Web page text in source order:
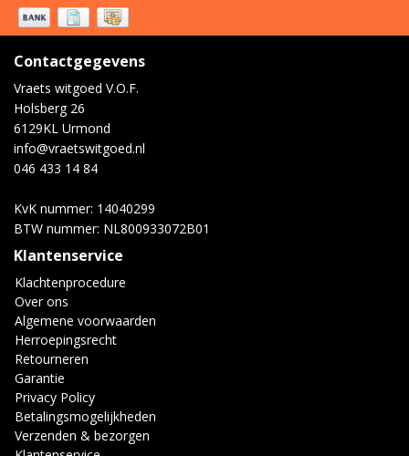
Contactgegevens
Vraets witgoed V.O.F.
Holsberg 26
6129KL Urmond
info@vraetswitgoed.nl
046 433 14 84
KvK nummer: 14040299
BTW nummer: NL800933072B01
Klantenservice
Klachtenprocedure
Over ons
Algemene voorwaarden
Herroepingsrecht
Retourneren
Garantie
Privacy Policy
Betalingsmogelijkheden
Verzenden & bezorgen